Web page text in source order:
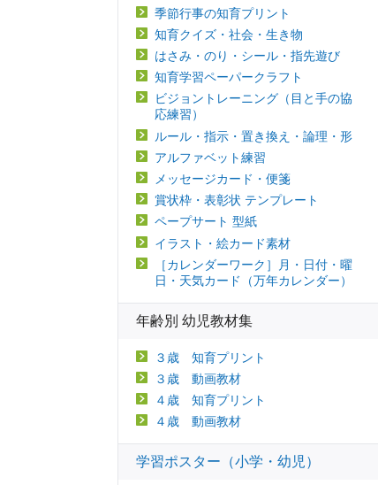
季節行事の知育プリント
知育クイズ・社会・生き物
はさみ・のり・シール・指先遊び
知育学習ペーパークラフト
ビジョントレーニング（目と手の協
応練習）
ルール・指示・置き換え・論理・形
アルファベット練習
メッセージカード・便箋
賞状枠・表彰状 テンプレート
ペープサート 型紙
イラスト・絵カード素材
［カレンダーワーク］月・日付・曜
日・天気カード（万年カレンダー）
年齢別 幼児教材集
３歳 知育プリント
３歳 動画教材
４歳 知育プリント
４歳 動画教材
学習ポスター（小学・幼児）